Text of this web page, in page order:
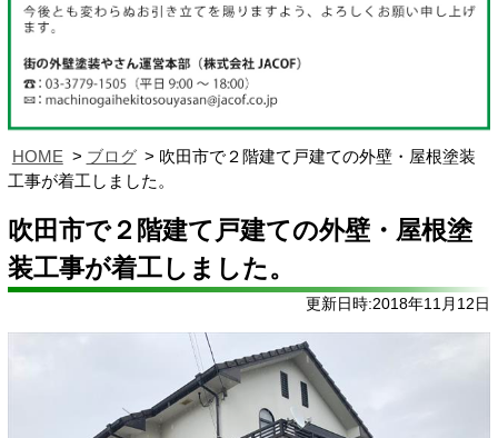
HOME ブログ
吹田市で２階建て戸建ての外壁・屋根塗装
工事が着工しました。
吹田市で２階建て戸建ての外壁・屋根塗
装工事が着工しました。
更新日時:2018年11月12日